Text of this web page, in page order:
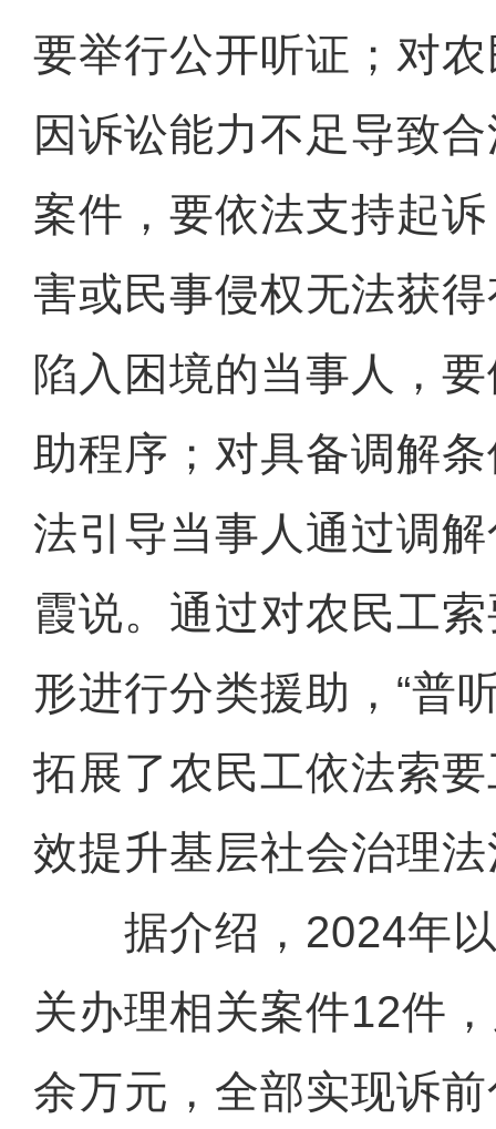
要举行公开听证；对
因诉讼能力不足导致
案件，要依法支持起
害或民事侵权无法获
陷入困境的当事人，
助程序；对具备调解
法引导当事人通过调
霞说。通过对农民工
形进行分类援助，“普
拓展了农民工依法索
效提升基层社会治理
据介绍，2024年以
关办理相关案件12件
余万元，全部实现诉